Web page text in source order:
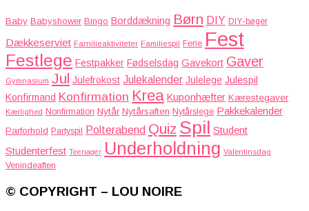
Baby Babyshower Bingo Borddækning Børn DIY DIY-bøger
Dækkeserviet Familieaktiviteter Familiespil Ferie Fest
Festlege Festpakker Fødselsdag Gavekort Gaver
Gymnasium Jul Julefrokost Julekalender Julelege Julespil
Konfirmand Konfirmation Krea Kuponhæfter Kærestegaver
Kærlighed Nonfirmation Nytår Nytårsaften Nytårslege Pakkekalender
Parforhold Partyspil Polterabend Quiz Spil Student
Studenterfest Teenager Underholdning Valentinsdag
Venindeaften
© COPYRIGHT – LOU NOIRE